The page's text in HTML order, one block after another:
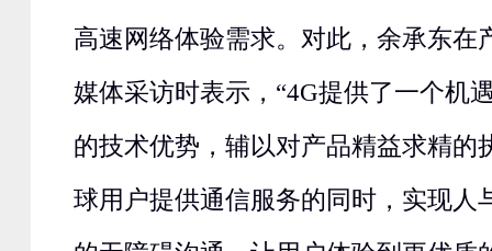
高速网络体验需求。对此，余承东在
媒体采访时表示，“4G提供了一个机
的技术优势，辅以对产品精益求精的
球用户提供通信服务的同时，实现人